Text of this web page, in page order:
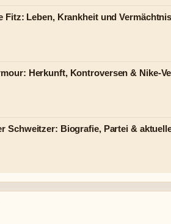
Fitz: Leben, Krankheit und
Herkunft, Kontroversen & Nike-
Schweitzer: Biografie, Partei &